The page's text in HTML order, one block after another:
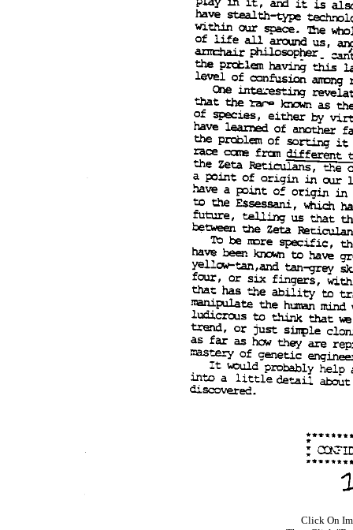
Click On